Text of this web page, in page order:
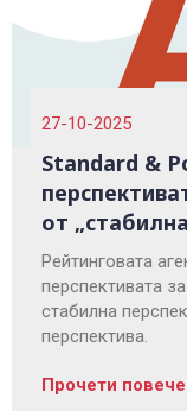
27-10-2025
Standard &
от
Рейтинговата
перспективата за
стабилна
перспектива.
Прочети повече